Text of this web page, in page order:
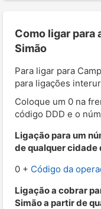
Como ligar para
Simão
Para ligar para
para ligações
Coloque um 0 na
código DDD e o
Ligação para um
de qualquer cidade
0 + Código da
Ligação a cobrar
Simão a partir de